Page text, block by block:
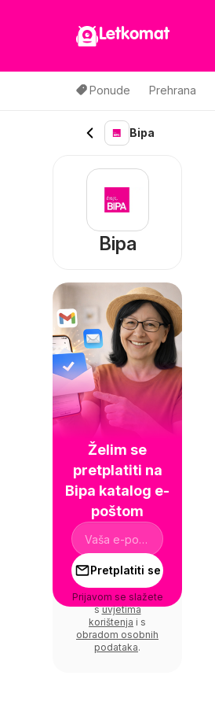
Letkomat
Ponude Prehrana
Bipa
Bipa
Želim se
pretplatiti na
Bipa katalog e-
poštom
Pretplatiti se
Prijavom se slažete
suvjetima
korištenja i s
obradom osobnih
podataka.